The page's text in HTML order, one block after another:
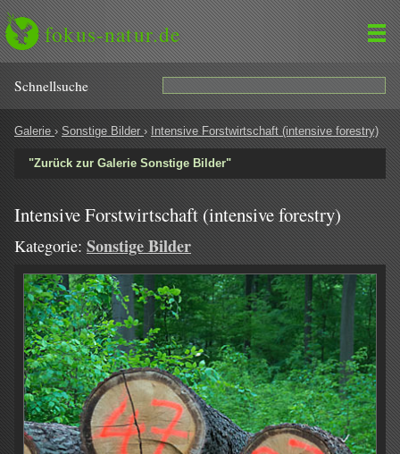
fokus-natur.de
Schnell­suche
Galerie › Sonstige Bilder › Intensive Forstwirtschaft (intensive forestry)
"Zurück zur Galerie Sonstige Bilder"
Intensive Forstwirtschaft (intensive forestry)
Kategorie: Sonstige Bilder